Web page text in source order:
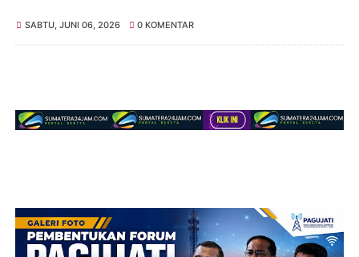
SABTU, JUNI 06, 2026 0 KOMENTAR